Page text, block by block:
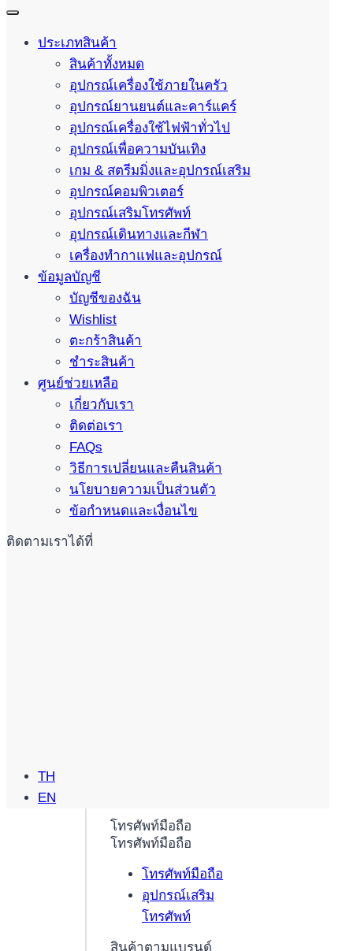
โทรศัพท์มือถือ
โทรศัพท์มือถือ
โทรศัพท์มือถือ
อุปกรณ์เสริม
โทรศัพท์
สินค้าตามแบรนด์
ประเภทสินค้า
สินค้าทั้งหมด
อุปกรณ์เครื่องใช้ภายในครัว
อุปกรณ์ยานยนต์และคาร์แคร์
อุปกรณ์เครื่องใช้ไฟฟ้าทั่วไป
อุปกรณ์เพื่อความบันเทิง
เกม & สตรีมมิ่งและอุปกรณ์เสริม
อุปกรณ์คอมพิวเตอร์
อุปกรณ์เสริมโทรศัพท์
อุปกรณ์เดินทางและกีฬา
เครื่องทำกาแฟและอุปกรณ์
ข้อมูลบัญชี
บัญชีของฉัน
Wishlist
ตะกร้าสินค้า
ชำระสินค้า
ศูนย์ช่วยเหลือ
เกี่ยวกับเรา
ติดต่อเรา
FAQs
วิธีการเปลี่ยนและคืนสินค้า
นโยบายความเป็นส่วนตัว
ข้อกำหนดและเงื่อนไข
ติดตามเราได้ที่
TH
EN